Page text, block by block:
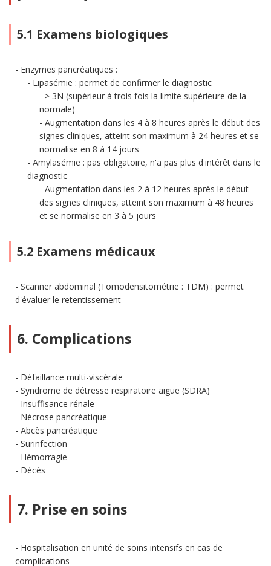
5.1 Examens biologiques
Enzymes pancréatiques :
Lipasémie : permet de confirmer le diagnostic
> 3N (supérieur à trois fois la limite supérieure de la
normale)
Augmentation dans les 4 à 8 heures après le début des
signes cliniques, atteint son maximum à 24 heures et se
normalise en 8 à 14 jours
Amylasémie : pas obligatoire, n'a pas plus d'intérêt dans le
diagnostic
Augmentation dans les 2 à 12 heures après le début
des signes cliniques, atteint son maximum à 48 heures
et se normalise en 3 à 5 jours
5.2 Examens médicaux
Scanner abdominal (Tomodensitométrie : TDM) : permet
d'évaluer le retentissement
6. Complications
Défaillance multi-viscérale
Syndrome de détresse respiratoire aiguë (SDRA)
Insuffisance rénale
Nécrose pancréatique
Abcès pancréatique
Surinfection
Hémorragie
Décès
7. Prise en soins
Hospitalisation en unité de soins intensifs en cas de
complications